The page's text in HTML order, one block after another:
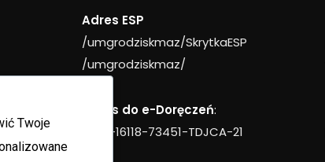
Adres ESP
/umgrodziskmaz/SkrytkaESP
/umgrodziskmaz/
Adres do e-Doręczeń:
AE:PL-16118-73451-TDJCA-21
Twoje